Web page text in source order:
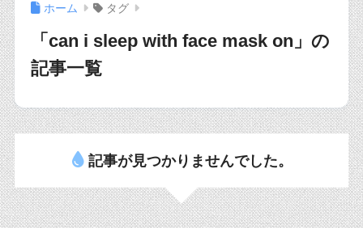
ホーム タグ
「can i sleep with face mask on」の
記事一覧
記事が見つかりませんでした。